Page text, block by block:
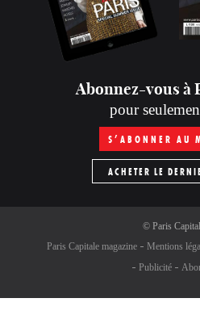
Abonnez-vous à
pour
S’ABONNER AU
ACHETER LE
© Paris
Paris Capitale magazine
Mentions
Publicité